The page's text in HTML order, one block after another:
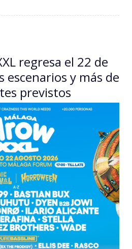
regresa el 22 de
escenarios y más de
previstos